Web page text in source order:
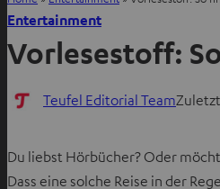
Entertainment
Vorlesestoff:
Teufel Editorial Team
Du liebst Hörbücher? Oder
Dass eine solche Reise in der